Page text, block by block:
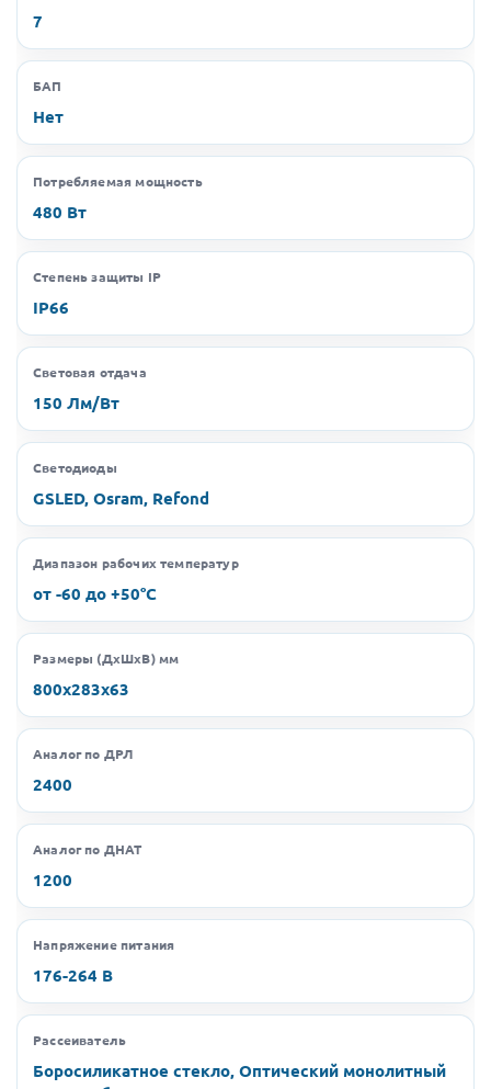
7
БАП
Нет
Потребляемая мощность
480 Вт
Степень защиты IP
IP66
Световая отдача
150 Лм/Вт
Светодиоды
GSLED, Osram, Refond
Диапазон рабочих температур
от -60 до +50°C
Размеры (ДхШхВ) мм
800х283х63
Аналог по ДРЛ
2400
Аналог по ДНАТ
1200
Напряжение питания
176-264 В
Рассеиватель
Боросиликатное стекло, Оптический монолитный